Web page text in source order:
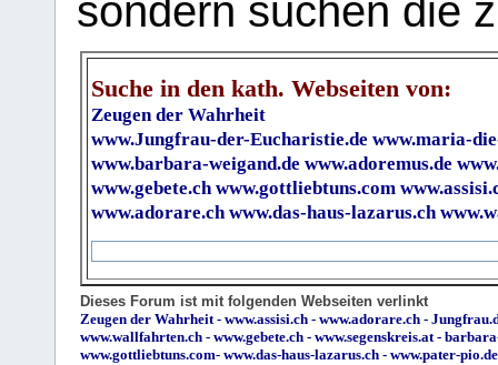
sondern suchen die
Suche in den kath. Webseiten von:
Zeugen der Wahrheit
www.Jungfrau-der-Eucharistie.de www.maria-
www.barbara-weigand.de www.adoremus.de
www.gebete.ch www.gottliebtuns.com
www.adorare.ch www.das-haus-lazarus.ch
Dieses Forum ist mit folgenden Webseiten verlinkt
Zeugen der Wahrheit- www.assisi.ch - www.adorare.ch -
www.wallfahrten.ch - www.gebete.ch - www.segenskreis.at-
www.gottliebtuns.com- www.das-haus-lazarus.ch - www.pater-pio.de